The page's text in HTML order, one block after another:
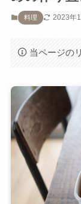
料理 2023年
当ページの